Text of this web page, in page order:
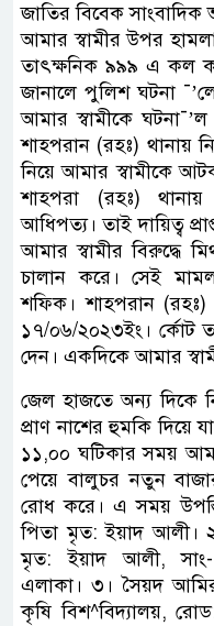
জাতির বিবেক সাংবাদিক
আমার স্বামীর উপর
তাৎক্ষনিক ৯৯৯ এ কল
জানালে পুলিশ ঘটনা ¯’লে
আমার স্বামীকে
শাহপরান (রহঃ) থানায়
নিয়ে আমার স্বামীকে
শাহপরা (রহঃ) থানায়
আধিপত্য। তাই দায়িত্ব
আমার স্বামীর বিরুদ্ধে
চালান করে। সেই
শফিক। শাহপরান
১৭/০৬/২০২৩ইং। র্কোট
দেন। একদিকে আমার
জেল হাজতে অন্য দিকে
প্রাণ নাশের হুমকি
১১,০০ ঘটিকার সময়
পেয়ে বালুচর নতুন
রোধ করে। এ সময়
পিতা মৃত: ইয়াদ আলী।
মৃত: ইয়াদ আলী, সাং-
এলাকা। ৩। সৈয়দ
কৃষি বিশ^বিদ্যালয়,